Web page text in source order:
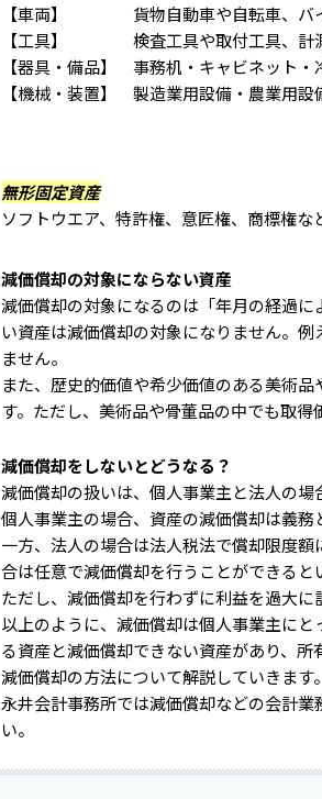
【車両】 貨物自動車や自転車、バ
【工具】 検査工具や取付工具、計
【器具・備品】 事務机・キャビネット
【機械・装置】 製造業用設備・農業用設
無形固定資産
ソフトウエア、特許権、意匠権、商標権な
減価償却の対象にならない資産
減価償却の対象になるのは「年月の経過
い資産は減価償却の対象になりません。
ません。
また、歴史的価値や希少価値のある美術
す。ただし、美術品や骨董品の中でも取得
減価償却をしないとどうなる？
減価償却の扱いは、個人事業主と法人の場
個人事業主の場合、資産の減価償却は義務
一方、法人の場合は法人税法で償却限度
合は任意で減価償却を行うことができると
ただし、減価償却を行わずに利益を過大に
以上のように、減価償却は個人事業主に
る資産と減価償却できない資産があり、所
減価償却の方法について解説していきます。
永井会計事務所では減価償却などの会計
い。